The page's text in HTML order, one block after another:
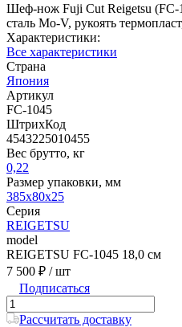
Шеф-нож Fuji Cut Reigetsu (FC-
сталь Mo-V, рукоять
Характеристики:
Все характеристики
Страна
Япония
Артикул
FC-1045
ШтрихКод
4543225010455
Вес брутто, кг
0,22
Размер упаковки, мм
385x80x25
Серия
REIGETSU
model
REIGETSU FC-1045 18,0 см
7 500 ₽ / шт
Подписаться
Рассчитать доставку